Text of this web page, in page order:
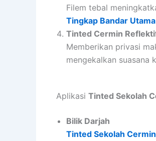
Filem tebal
Tingkap Bandar Utama
Tinted Cermin
Memberikan privasi
mengekalkan suasana
Aplikasi Tinted Sekolah
Bilik Darjah
Tinted Sekolah